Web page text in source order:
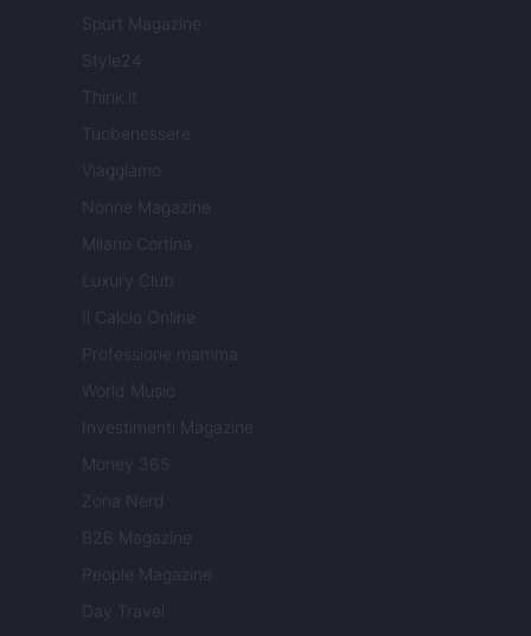
Sport Magazine
Style24
Think.it
Tuobenessere
Viaggiamo
Nonne Magazine
Milano Cortina
Luxury Club
Il Calcio Online
Professione mamma
World Music
Investimenti Magazine
Money 365
Zona Nerd
B2B Magazine
People Magazine
Day Travel